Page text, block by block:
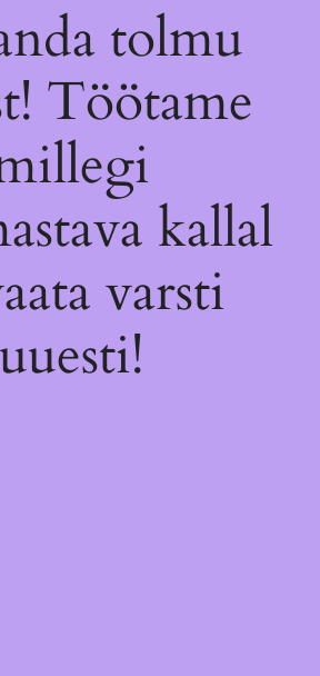
tolmu
Töötame
kallal
varsti
uuesti!